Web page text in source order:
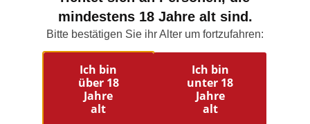
Wintergetränke Glühwein
St. Lorenz Glühwein
mindestens 18 Jahre alt sind.
Bitte bestätigen Sie ihr Alter um fortzufahren:
Ich bin
über 18
Jahre
alt
Ich bin
unter 18
Jahre
alt